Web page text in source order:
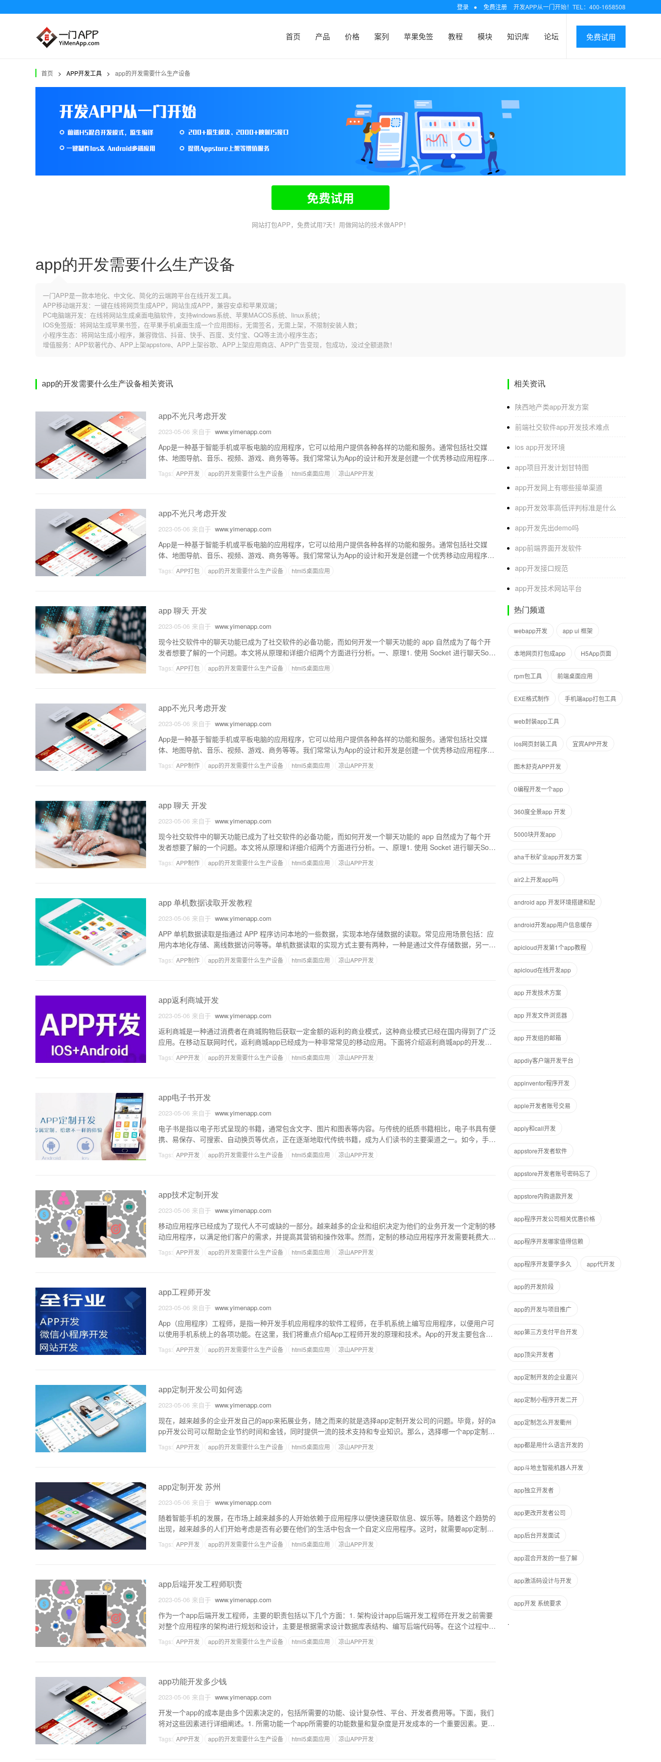
登录 ● 免费注册 开发APP从一门开始！TEL：400-1658508
首页 产品 价格 案列 苹果免签 教程 模块 知识库 论坛 免费试用
首页 > APP开发工具 > app的开发需要什么生产设备
免费试用
网站打包APP，免费试用7天！用做网站的技术做APP！
app的开发需要什么生产设备
一门APP是一款本地化、中文化、简化的云端跨平台在线开发工具。
APP移动端开发：一键在线将网页生成APP，网站生成APP，兼容安卓和苹果双端；
PC电脑端开发：在线将网站生成桌面电脑软件，支持windows系统、苹果MACOS系统、linux系统；
IOS免签版：将网站生成苹果书签，在苹果手机桌面生成一个应用图标，无需签名，无需上架，不限制安装人数；
小程序生态：将网站生成小程序，兼容微信、抖音、快手、百度、支付宝、QQ等主流小程序生态；
增值服务：APP软著代办、APP上架appstore、APP上架谷歌、APP上架应用商店、APP广告变现，包成功，没过全额退款！
app的开发需要什么生产设备相关资讯
app不光只考虑开发
2023-05-06 来自于 www.yimenapp.com
App是一种基于智能手机或平板电脑的应用程序，它可以给用户提供各种各样的功能和服务。通常包括社交媒
体、地图导航、音乐、视频、游戏、商务等等。我们常常认为App的设计和开发是创建一个优秀移动应用程序的
关键因素，但实际上这只是其中的一个因素。除了设计和开发，如
Tags: APP开发 app的开发需要什么生产设备 html5桌面应用 凉山APP开发
app不光只考虑开发
2023-05-06 来自于 www.yimenapp.com
App是一种基于智能手机或平板电脑的应用程序，它可以给用户提供各种各样的功能和服务。通常包括社交媒
体、地图导航、音乐、视频、游戏、商务等等。我们常常认为App的设计和开发是创建一个优秀移动应用程序的
关键因素，但实际上这只是其中的一个因素。除了设计和开发，如
Tags: APP打包 app的开发需要什么生产设备 html5桌面应用
app 聊天 开发
2023-05-06 来自于 www.yimenapp.com
现今社交软件中的聊天功能已成为了社交软件的必备功能，而如何开发一个聊天功能的 app 自然成为了每个开
发者想要了解的一个问题。本文将从原理和详细介绍两个方面进行分析。一、原理1. 使用 Socket 进行聊天Sock
et 是一种全双工的通信协议，通过连接建
Tags: APP打包 app的开发需要什么生产设备 html5桌面应用
app不光只考虑开发
2023-05-06 来自于 www.yimenapp.com
App是一种基于智能手机或平板电脑的应用程序，它可以给用户提供各种各样的功能和服务。通常包括社交媒
体、地图导航、音乐、视频、游戏、商务等等。我们常常认为App的设计和开发是创建一个优秀移动应用程序的
关键因素，但实际上这只是其中的一个因素。除了设计和开发，如
Tags: APP制作 app的开发需要什么生产设备 html5桌面应用 凉山APP开发
app 聊天 开发
2023-05-06 来自于 www.yimenapp.com
现今社交软件中的聊天功能已成为了社交软件的必备功能，而如何开发一个聊天功能的 app 自然成为了每个开
发者想要了解的一个问题。本文将从原理和详细介绍两个方面进行分析。一、原理1. 使用 Socket 进行聊天Sock
et 是一种全双工的通信协议，通过连接建
Tags: APP制作 app的开发需要什么生产设备 html5桌面应用 凉山APP开发
app 单机数据读取开发教程
2023-05-06 来自于 www.yimenapp.com
APP 单机数据读取是指通过 APP 程序访问本地的一些数据，实现本地存储数据的读取。常见应用场景包括：应
用内本地化存储、离线数据访问等等。单机数据读取的实现方式主要有两种，一种是通过文件存储数据，另一种
是通过数据库存储数据。1. 文件存储文件存储方式是指
Tags: APP制作 app的开发需要什么生产设备 html5桌面应用 凉山APP开发
app返利商城开发
2023-05-06 来自于 www.yimenapp.com
返利商城是一种通过消费者在商城购物后获取一定金额的返利的商业模式，这种商业模式已经在国内得到了广泛
应用。在移动互联网时代，返利商城app已经成为一种非常常见的移动应用。下面将介绍返利商城app的开发原
理和详细介绍。一、原理返利商城app能够实现返利的原理主
Tags: APP开发 app的开发需要什么生产设备 html5桌面应用 凉山APP开发
app电子书开发
2023-05-06 来自于 www.yimenapp.com
电子书是指以电子形式呈现的书籍，通常包含文字、图片和图表等内容。与传统的纸质书籍相比，电子书具有便
携、易保存、可搜索、自动换页等优点，正在逐渐地取代传统书籍，成为人们读书的主要渠道之一。如今，手机
和平板电脑等移动设备的普及，更加推动了电子书的发展。在这种情
Tags: APP开发 app的开发需要什么生产设备 html5桌面应用 凉山APP开发
app技术定制开发
2023-05-06 来自于 www.yimenapp.com
移动应用程序已经成为了现代人不可或缺的一部分。越来越多的企业和组织决定为他们的业务开发一个定制的移
动应用程序，以满足他们客户的需求，并提高其营销和操作效率。然而，定制的移动应用程序开发需要耗费大量
的时间和金钱。这篇文章将介绍定制移动应用程序的开发原理和流程
Tags: APP开发 app的开发需要什么生产设备 html5桌面应用 凉山APP开发
app工程师开发
2023-05-06 来自于 www.yimenapp.com
App（应用程序）工程师，是指一种开发手机应用程序的软件工程师，在手机系统上编写应用程序，以便用户可
以使用手机系统上的各项功能。在这里，我们将重点介绍App工程师开发的原理和技术。App的开发主要包含三
个层次，分别是：用户界面层、业务逻辑层和数据持久层。用
Tags: APP开发 app的开发需要什么生产设备 html5桌面应用 凉山APP开发
app定制开发公司如何选
2023-05-06 来自于 www.yimenapp.com
现在，越来越多的企业开发自己的app来拓展业务，随之而来的就是选择app定制开发公司的问题。毕竟，好的a
pp开发公司可以帮助企业节约时间和金钱，同时提供一流的技术支持和专业知识。那么，选择哪一个app定制开
发公司是最好的？以下是你可以考虑的几个因素。1.专
Tags: APP开发 app的开发需要什么生产设备 html5桌面应用 凉山APP开发
app定制开发 苏州
2023-05-06 来自于 www.yimenapp.com
随着智能手机的发展，在市场上越来越多的人开始依赖于应用程序以便快速获取信息、娱乐等。随着这个趋势的
出现，越来越多的人们开始考虑是否有必要在他们的生活中包含一个自定义应用程序。这时，就需要app定制开
发。app定制开发的基本原理是根据客户需求，进行一对一开发
Tags: APP开发 app的开发需要什么生产设备 html5桌面应用 凉山APP开发
app后端开发工程师职责
2023-05-06 来自于 www.yimenapp.com
作为一个app后端开发工程师，主要的职责包括以下几个方面：1. 架构设计app后端开发工程师在开发之前需要
对整个应用程序的架构进行规划和设计，主要是根据需求设计数据库表结构、编写后端代码等。在这个过程中，
需要考虑到应用程序的可扩展性、可维护性以及安全性，同
Tags: APP开发 app的开发需要什么生产设备 html5桌面应用 凉山APP开发
app功能开发多少钱
2023-05-06 来自于 www.yimenapp.com
开发一个app的成本是由多个因素决定的，包括所需要的功能、设计复杂性、平台、开发者费用等。下面，我们
将对这些因素进行详细阐述。1. 所需功能一个app所需要的功能数量和复杂度是开发成本的一个重要因素。更多
的功能需要更多的程序代码，更多的时间和高性能的服务器
Tags: APP开发 app的开发需要什么生产设备 html5桌面应用 凉山APP开发
相关资讯
陕西地产类app开发方案
前端社交软件app开发技术难点
ios app开发环境
app项目开发计划甘特图
app开发网上有哪些接单渠道
app开发效率高低评判标准是什么
app开发先出demo吗
app前端界面开发软件
app开发接口规范
app开发技术网站平台
热门频道
webapp开发 app ui 框架
本地网页打包成app H5App页面
rpm包工具 前端桌面应用
EXE格式制作 手机端app打包工具
web封装app工具
ios网页封装工具 宜宾APP开发
图木舒克APP开发
0编程开发一个app
360度全景app 开发
5000块开发app
aha千秋矿业app开发方案
air2上开发app吗
android app 开发环境搭建和配
android开发app用户信息缓存
apicloud开发第1个app教程
apicloud在线开发app
app 开发技术方案
app 开发文件浏览器
app 开发组的邮箱
appdiy客户端开发平台
appinventor程序开发
apple开发者账号交易
apply和call开发
appstore开发者软件
appstore开发者账号密码忘了
appstore内购退款开发
app程序开发公司相关优惠价格
app程序开发哪家值得信赖
app程序开发要学多久 app代开发
app的开发阶段
app的开发与项目推广
app第三方支付平台开发
app顶尖开发者
app定制开发的企业嘉兴
app定制小程序开发二开
app定制怎么开发衢州
app都是用什么语言开发的
app斗地主智能机器人开发
app独立开发者
app更改开发者公司
app后台开发面试
app混合开发的一些了解
app激活码设计与开发
app开发 系统要求